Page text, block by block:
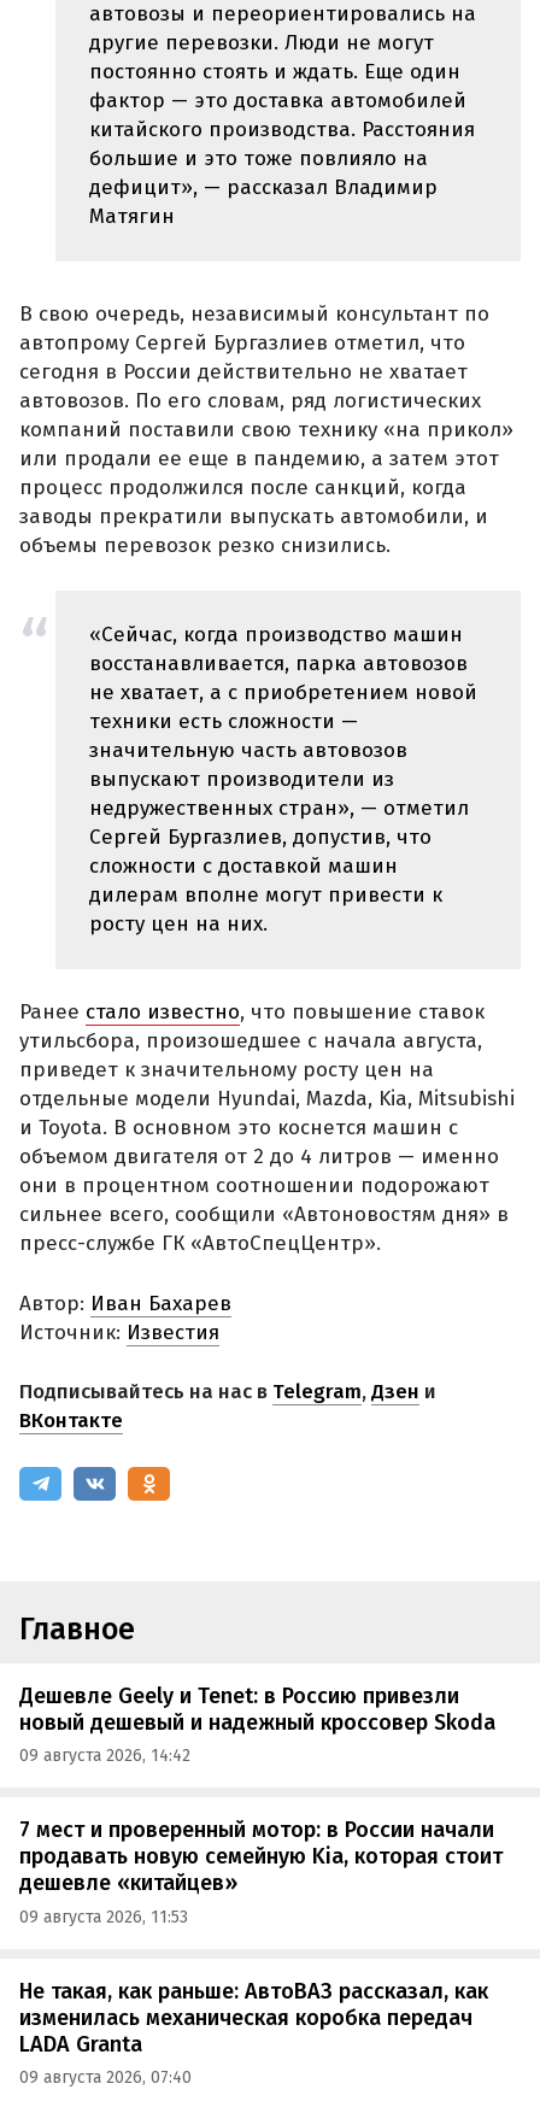
автовозы и переориентировались на
другие перевозки. Люди не могут
постоянно стоять и ждать. Еще один
фактор — это доставка автомобилей
китайского производства. Расстояния
большие и это тоже повлияло на
дефицит», — рассказал Владимир
Матягин
В свою очередь, независимый консультант по
автопрому Сергей Бургазлиев отметил, что
сегодня в России действительно не хватает
автовозов. По его словам, ряд логистических
компаний поставили свою технику «на прикол»
или продали ее еще в пандемию, а затем этот
процесс продолжился после санкций, когда
заводы прекратили выпускать автомобили, и
объемы перевозок резко снизились.
«Сейчас, когда производство машин
восстанавливается, парка автовозов
не хватает, а с приобретением новой
техники есть сложности —
значительную часть автовозов
выпускают производители из
недружественных стран», — отметил
Сергей Бургазлиев, допустив, что
сложности с доставкой машин
дилерам вполне могут привести к
росту цен на них.
Ранее стало известно, что повышение ставок
утильсбора, произошедшее с начала августа,
приведет к значительному росту цен на
отдельные модели Hyundai, Mazda, Kia, Mitsubishi
и Toyota. В основном это коснется машин с
объемом двигателя от 2 до 4 литров — именно
они в процентном соотношении подорожают
сильнее всего, сообщили «Автоновостям дня» в
пресс-службе ГК «АвтоСпецЦентр».
Автор: Иван Бахарев
Источник: Известия
Подписывайтесь на нас в Telegram,Дзен и
ВКонтакте
Главное
Дешевле Geely и Tenet: в Россию привезли
новый дешевый и надежный кроссовер Skoda
09 августа 2026, 14:42
7 мест и проверенный мотор: в России начали
продавать новую семейную Kia, которая стоит
дешевле «китайцев»
09 августа 2026, 11:53
Не такая, как раньше: АвтоВАЗ рассказал, как
изменилась механическая коробка передач
LADA Granta
09 августа 2026, 07:40